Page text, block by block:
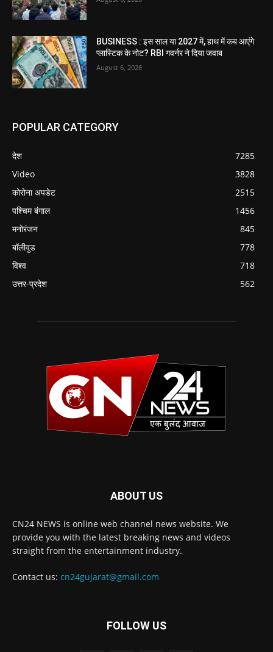
BUSINESS : इस साल या 2027 में, हाथ में कब आएंगे
प्लास्टिक के नोट? RBI गवर्नर ने दिया जवाब
August 6, 2026
POPULAR CATEGORY
देश
7285
Video
3828
कोरोना अपडेट
2515
पश्चिम बंगाल
1456
मनोरंजन
845
बॉलीवुड
778
विश्व
718
उत्तर-प्रदेश
562
ABOUT US
CN24 NEWS is online web channel news website. We
provide you with the latest breaking news and videos
straight from the entertainment industry.
Contact us: cn24gujarat@gmail.com
FOLLOW US